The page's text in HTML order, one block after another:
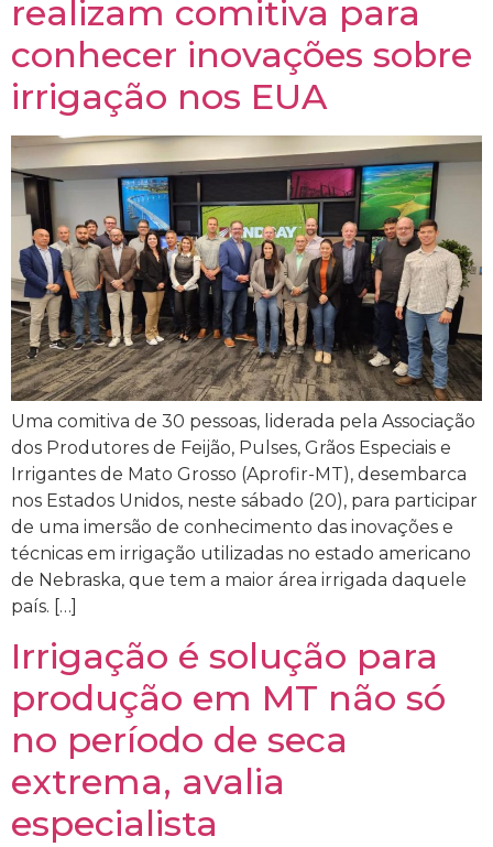
realizam comitiva para
conhecer inovações sobre
irrigação nos EUA
Uma comitiva de 30 pessoas, liderada pela Associação
dos Produtores de Feijão, Pulses, Grãos Especiais e
Irrigantes de Mato Grosso (Aprofir-MT), desembarca
nos Estados Unidos, neste sábado (20), para participar
de uma imersão de conhecimento das inovações e
técnicas em irrigação utilizadas no estado americano
de Nebraska, que tem a maior área irrigada daquele
país. […]
Irrigação é solução para
produção em MT não só
no período de seca
extrema, avalia
especialista